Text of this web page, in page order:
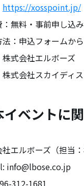
https://xosspoint.jp/
無料・事前申し込
法：申込フォームか
式会社エルボーズ
株式会社スカイディ
イベントに
エルボーズ（担当：
info@lbose.co.jp
312-1681